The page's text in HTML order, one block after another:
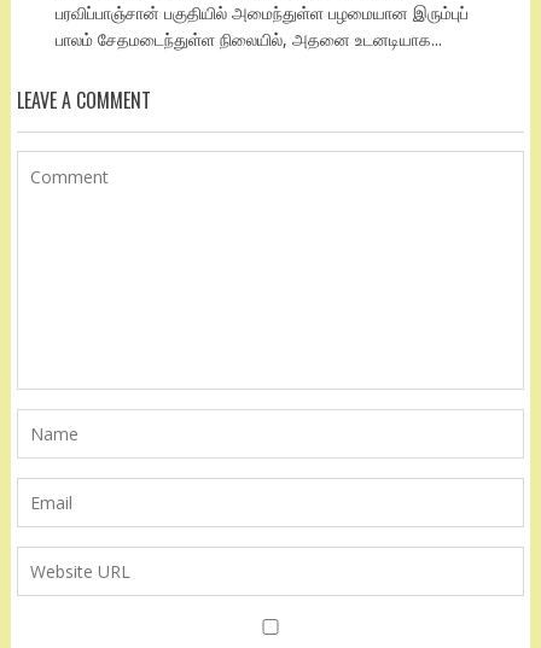
பரவிப்பாஞ்சான் பகுதியில் அமைந்துள்ள பழமையான இரும்புப்
பாலம் சேதமடைந்துள்ள நிலையில், அதனை உடனடியாக...
LEAVE A COMMENT